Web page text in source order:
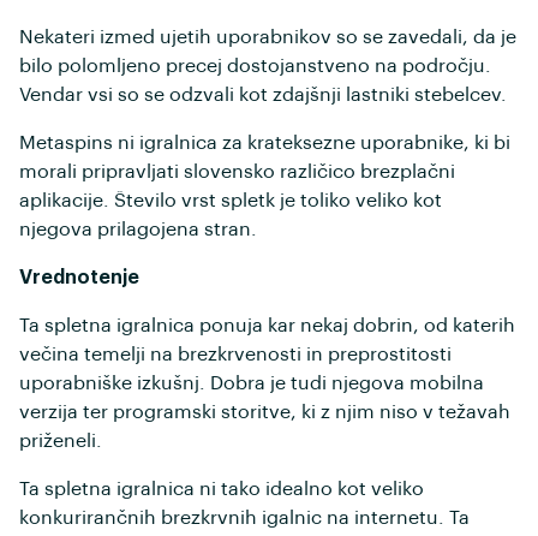
Nekateri izmed ujetih uporabnikov so se zavedali, da je
bilo polomljeno precej dostojanstveno na področju.
Vendar vsi so se odzvali kot zdajšnji lastniki stebelcev.
Metaspins ni igralnica za krateksezne uporabnike, ki bi
morali pripravljati slovensko različico brezplačni
aplikacije. Število vrst spletk je toliko veliko kot
njegova prilagojena stran.
Vrednotenje
Ta spletna igralnica ponuja kar nekaj dobrin, od katerih
večina temelji na brezkrvenosti in preprostitosti
uporabniške izkušnj. Dobra je tudi njegova mobilna
verzija ter programski storitve, ki z njim niso v težavah
priženeli.
Ta spletna igralnica ni tako idealno kot veliko
konkurirančnih brezkrvnih igalnic na internetu. Ta